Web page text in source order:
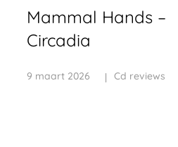
Mammal Hands –
Circadia
9 maart 2026 Cd reviews